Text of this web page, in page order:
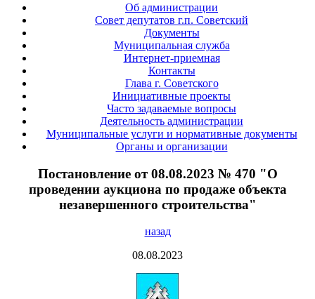
Об администрации
Совет депутатов г.п. Советский
Документы
Муниципальная служба
Интернет-приемная
Контакты
Глава г. Советского
Инициативные проекты
Часто задаваемые вопросы
Деятельность администрации
Муниципальные услуги и нормативные документы
Органы и организации
Постановление от 08.08.2023 № 470 "О
проведении аукциона по продаже объекта
незавершенного строительства"
назад
08.08.2023